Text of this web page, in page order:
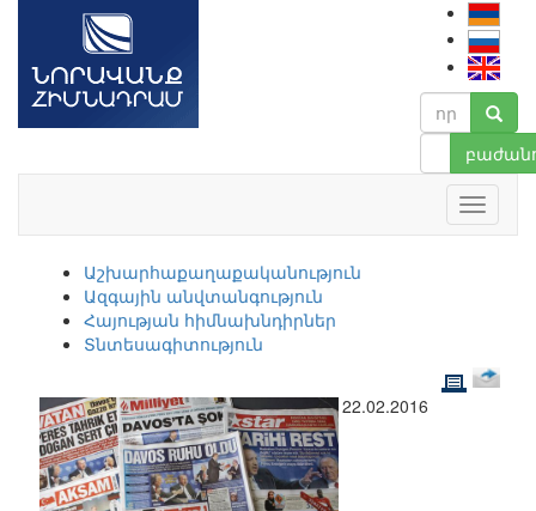
Աշխարհաքաղաքականություն
Ազգային անվտանգություն
Հայության հիմնախնդիրներ
Տնտեսագիտություն
22.02.2016